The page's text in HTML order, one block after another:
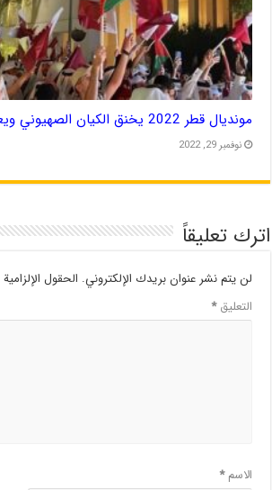
مونديال قطر 2022 يخنق الكيان الصهيوني ويعزله
نوفمبر 29, 2022
اترك تعليقاً
لن يتم نشر عنوان بريدك الإلكتروني. الحقول
التعليق*
الاسم*